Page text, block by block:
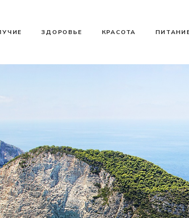
ЗДОРОВЬЕ КРАСОТА